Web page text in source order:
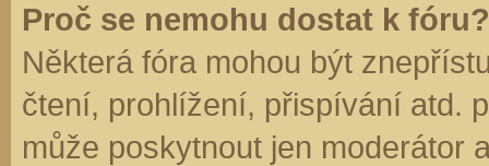
Proč se nemohu dostat k fóru?
Některá fóra mohou být
čtení, prohlížení, přispívání atd.
může poskytnout jen moderátor